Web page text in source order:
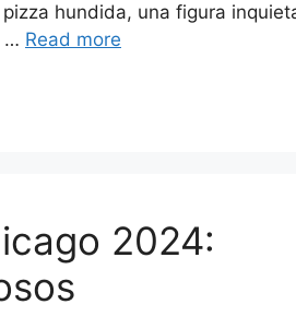
hundida, una figura
… Read more
2024: